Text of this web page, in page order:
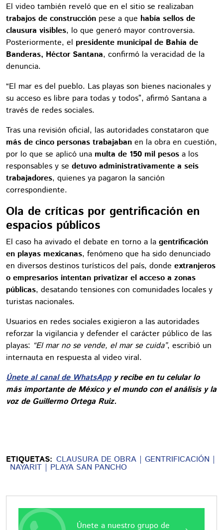
El video también reveló que en el sitio se realizaban
trabajos de construcción pese a que había sellos de
clausura visibles, lo que generó mayor controversia.
Posteriormente, el presidente municipal de Bahía de
Banderas, Héctor Santana, confirmó la veracidad de la
denuncia.
“El mar es del pueblo. Las playas son bienes nacionales y
su acceso es libre para todas y todos”, afirmó Santana a
través de redes sociales.
Tras una revisión oficial, las autoridades constataron que
más de cinco personas trabajaban en la obra en cuestión,
por lo que se aplicó una multa de 150 mil pesos a los
responsables y se detuvo administrativamente a seis
trabajadores, quienes ya pagaron la sanción
correspondiente.
Ola de críticas por gentrificación en
espacios públicos
El caso ha avivado el debate en torno a la gentrificación
en playas mexicanas, fenómeno que ha sido denunciado
en diversos destinos turísticos del país, donde extranjeros
o empresarios intentan privatizar el acceso a zonas
públicas, desatando tensiones con comunidades locales y
turistas nacionales.
Usuarios en redes sociales exigieron a las autoridades
reforzar la vigilancia y defender el carácter público de las
playas: “El mar no se vende, el mar se cuida”, escribió un
internauta en respuesta al video viral.
Únete al canal de WhatsAppy recibe en tu celular lo
más importante de México y el mundo con el análisis y la
voz de Guillermo Ortega Ruiz.
ETIQUETAS: CLAUSURA DE OBRA GENTRIFICACIÓN
NAYARIT PLAYA SAN PANCHO
Únete a nuestro grupo de